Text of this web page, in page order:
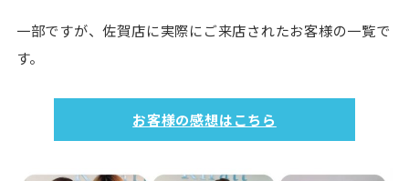
一部ですが、佐賀店に実際にご来店されたお客様の一覧で
す。
お客様の感想はこちら